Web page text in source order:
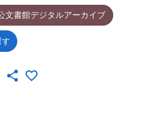
文書館デジタルアーカイブ